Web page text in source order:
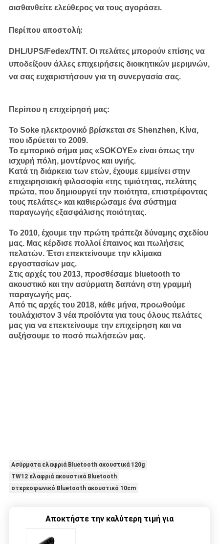
αισθανθείτε ελεύθερος να τους αγοράσει.
Περίπου αποστολή:
DHL/UPS/Fedex/TNT. Οι πελάτες μπορούν επίσης να
υποδείξουν άλλες επιχειρήσεις διοικητικών μεριμνών,
να σας ευχαριστήσουν για τη συνεργασία σας.
Περίπου η επιχείρησή μας:
Το Soke ηλεκτρονικό βρίσκεται σε Shenzhen, Κίνα,
που ιδρύεται το 2009.
Το εμπορικό σήμα μας «SOKOYE» είναι όπως την
ισχυρή πόλη, μοντέρνος και υγιής.
Κατά τη διάρκεια των ετών, έχουμε εμμείνει στην
επιχειρησιακή φιλοσοφία «της τιμιότητας, πελάτης
πρώτα, που δημιουργεί την ποιότητα, επιστρέφοντας
τους πελάτες» και καθιερώσαμε ένα σύστημα
παραγωγής εξασφάλισης ποιότητας.
Το 2010, έχουμε την πρώτη τράπεζα δύναμης σχεδίου
μας. Μας κέρδισε πολλοί έπαινος και πωλήσεις
πελατών. Έτσι επεκτείνουμε την κλίμακα
εργοστασίων μας.
Στις αρχές του 2013, προσθέσαμε bluetooth το
ακουστικό και την ασύρματη δαπάνη στη γραμμή
παραγωγής μας.
Από τις αρχές του 2018, κάθε μήνα, προωθούμε
τουλάχιστον 3 νέα προϊόντα για τους όλους πελάτες
μας για να επεκτείνουμε την επιχείρηση και να
αυξήσουμε το ποσό πωλήσεών μας.
Ασύρματα ελαφριά Bluetooth ακουστικά 120g
TW12 ελαφριά ακουστικά Bluetooth
στερεοφωνικό Bluetooth ακουστικό 10cm
Αποκτήστε την καλύτερη τιμή για